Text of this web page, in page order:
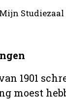
Mijn
1901
moest